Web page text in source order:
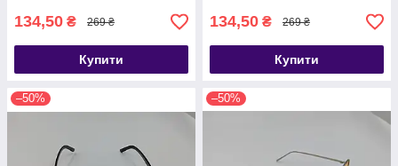
134,50 ₴ 269 ₴
Купити
134,50 ₴ 269 ₴
Купити
–50% –50%